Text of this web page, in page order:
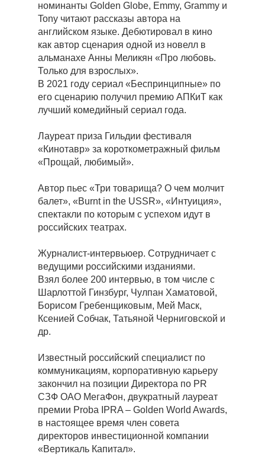
номинанты Golden Globe, Emmy, Grammy и
Tony читают рассказы автора на
английском языке. Дебютировал в кино
как автор сценария одной из новелл в
альманахе Анны Меликян «Про любовь.
Только для взрослых».
В 2021 году сериал «Беспринципные» по
его сценарию получил премию АПКиТ как
лучший комедийный сериал года.
Лауреат приза Гильдии фестиваля
«Кинотавр» за короткометражный фильм
«Прощай, любимый».
Автор пьес «Три товарища? О чем молчит
балет», «Burnt in the USSR», «Интуиция»,
спектакли по которым с успехом идут в
российских театрах.
Журналист-интервьюер. Сотрудничает с
ведущими российскими изданиями.
Взял более 200 интервью, в том числе с
Шарлоттой Гинзбург, Чулпан Хаматовой,
Борисом Гребенщиковым, Мей Маск,
Ксенией Собчак, Татьяной Черниговской и
др.
Известный российский специалист по
коммуникациям, корпоративную карьеру
закончил на позиции Директора по PR
СЗФ ОАО МегаФон, двукратный лауреат
премии Proba IPRA – Golden World Awards,
в настоящее время член совета
директоров инвестиционной компании
«Вертикаль Капитал».